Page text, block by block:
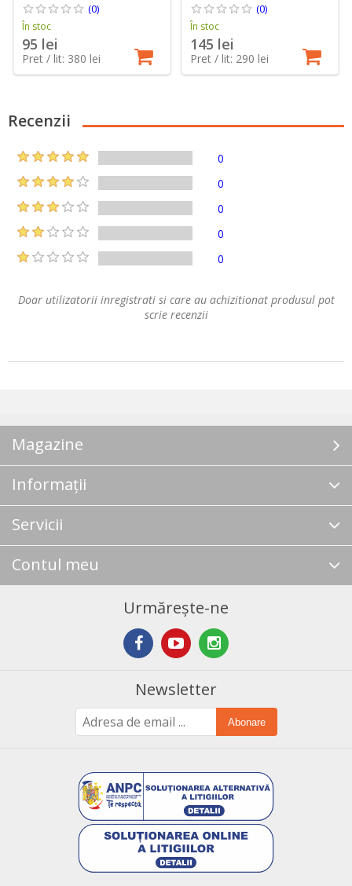
(0)
În stoc
95 lei
Pret / lit: 380 lei
(0)
În stoc
145 lei
Pret / lit: 290 lei
Recenzii
0
0
0
0
0
Doar utilizatorii inregistrati si care au achizitionat produsul pot
scrie recenzii
Magazine
Informații
Servicii
Contul meu
Urmărește-ne
Newsletter
Abonare